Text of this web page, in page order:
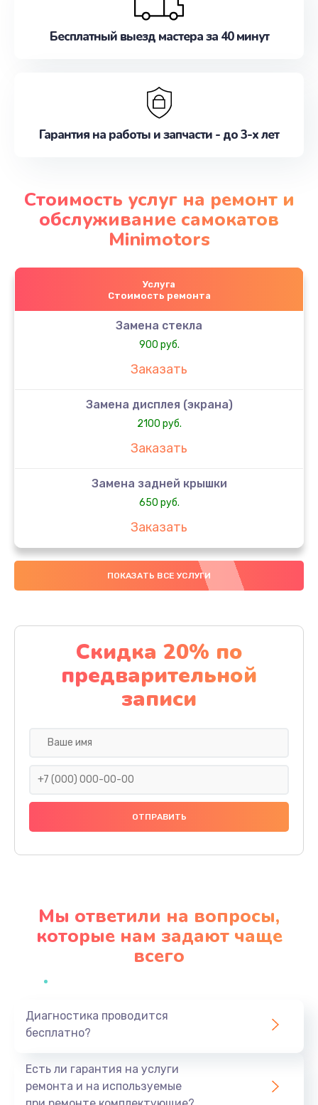
Бесплатный выезд мастера за 40 минут
Гарантия на работы и запчасти - до 3-х лет
Стоимость услуг на ремонт и
обслуживание самокатов
Minimotors
Услуга
Стоимость ремонта
Замена стекла
900 руб.
Заказать
Замена дисплея (экрана)
2100 руб.
Заказать
Замена задней крышки
650 руб.
Заказать
Замена аккумулятора
4000 руб.
Замена материнской платы
1100 руб.
Заказать
Замена праймера
1000 руб.
Заказать
Профилактическая чистка
Заказать
ПОКАЗАТЬ ВСЕ УСЛУГИ
Скидка 20% по
предварительной
записи
Мы ответили на вопросы,
которые нам задают чаще
всего
Диагностика проводится
бесплатно?
Есть ли гарантия на услуги
ремонта и на используемые